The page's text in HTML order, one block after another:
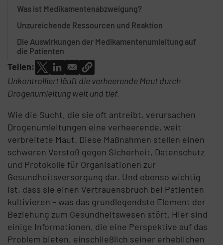
Was ist Medikamentenabzweigung?
Unzureichende Ressourcen und Reaktion
Die Auswirkungen der Medikamentenumleitung auf
die Patienten
Teilen:
Unkontrolliert läuft die verheerende Maut durch
Drogenumleitung weit und tief.
Wie die Sucht, die sie oft antreibt, verursachen
Drogenumleitungen eine verheerende, weit
verbreitete Maut. Diese Maßnahmen stellen einen
schweren Verstoß gegen Sicherheit, Datenschutz
und Protokolle für Organisationen zur
Gesundheitsversorgung dar. Und ebenso wichtig
ist, dass sie einen Vertrauensbruch bei Patienten
kultivieren – was das grundlegendste Element der
Beziehung zum Gesundheitswesen stört. Hier sind
einige Informationen, die eine Perspektive auf das
Problem bieten, einschließlich seiner erheblichen